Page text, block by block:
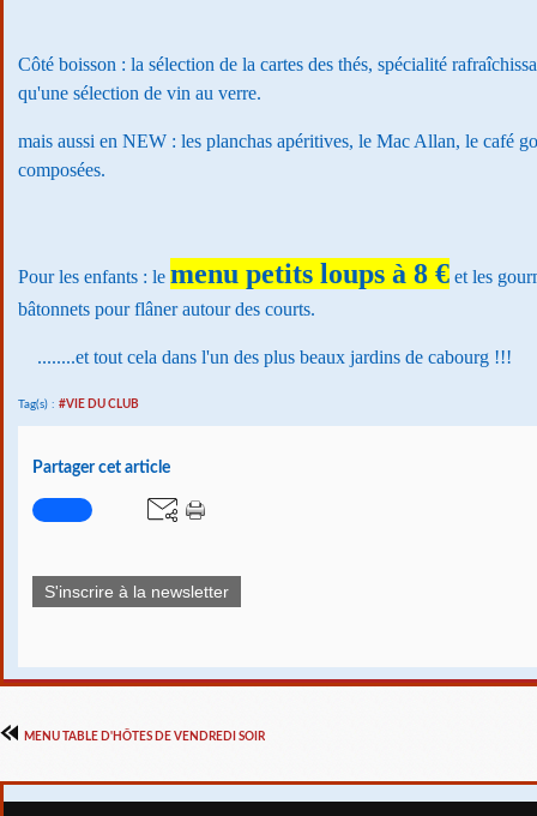
Côté boisson : la sélection de la cartes des thés, spécialité
qu'une sélection de vin au verre.
mais aussi en NEW : les planchas apéritives, le Mac Allan, le café
composées.
Pour les enfants : le menu petits loups à 8 € et les
bâtonnets pour flâner autour des courts.
........et tout cela dans l'un des plus beaux jardins de cabourg !!!
Tag(s) : #VIE DU CLUB
Partager cet article
S'inscrire à la newsletter
MENU TABLE D'HÔTES DE VENDREDI SOIR